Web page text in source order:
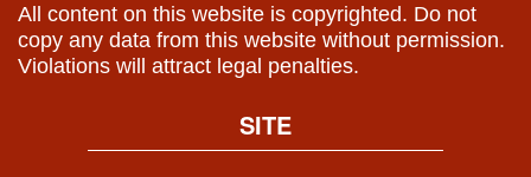
All content on this website is copyrighted. Do not
copy any data from this website without permission.
Violations will attract legal penalties.
SITE